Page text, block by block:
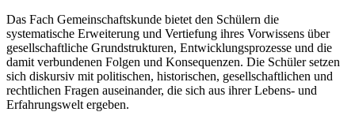
Das Fach Gemeinschaftskunde bietet den Schülern die
systematische Erweiterung und Vertiefung ihres Vorwissens über
gesellschaftliche Grundstrukturen, Entwicklungsprozesse und die
damit verbundenen Folgen und Konsequenzen. Die Schüler setzen
sich diskursiv mit politischen, historischen, gesellschaftlichen und
rechtlichen Fragen auseinander, die sich aus ihrer Lebens- und
Erfahrungswelt ergeben.